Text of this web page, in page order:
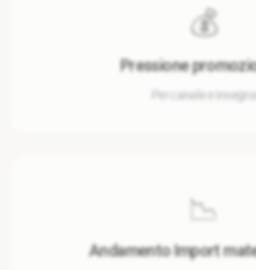
💰
Pressione
Per canale e insegna
📉
Andamento Import